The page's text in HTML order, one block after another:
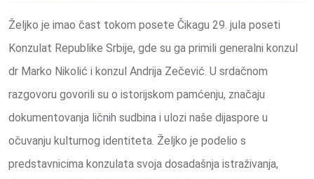
Željko je imao čast tokom posete Čikagu 29. jula poseti
Konzulat Republike Srbije, gde su ga primili generalni konzul
dr Marko Nikolić i konzul Andrija Zečević. U srdačnom
razgovoru govorili su o istorijskom pamćenju, značaju
dokumentovanja ličnih sudbina i ulozi naše dijaspore u
očuvanju kulturnog identiteta. Željko je podelio s
predstavnicima konzulata svoja dosadašnja istraživanja,